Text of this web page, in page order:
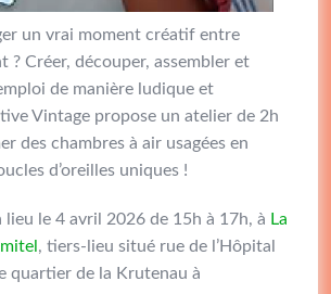
un vrai moment créatif entre
? Créer, découper, assembler et
de manière ludique et
Vintage propose un atelier de 2h
des chambres à air usagées en
d’oreilles uniques !
lieu le 4 avril 2026 de 15h à 17h, à La
, tiers-lieu situé rue de l’Hôpital
quartier de la Krutenau à